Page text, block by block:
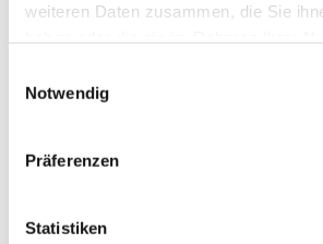
weiteren Daten zusammen, die Sie
Notwendig
Präferenzen
Statistiken
Auch eine Stadtführung in
Programm von Alessio und
bevor sie am Ende der Woche
Arbeit in der Industrieforschung